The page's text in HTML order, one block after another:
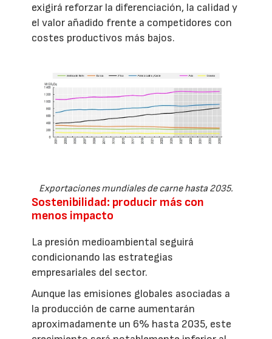
exigirá reforzar la diferenciación, la calidad y
el valor añadido frente a competidores con
costes productivos más bajos.
Exportaciones mundiales de carne hasta 2035.
Sostenibilidad: producir más con
menos impacto
La presión medioambiental seguirá
condicionando las estrategias
empresariales del sector.
Aunque las emisiones globales asociadas a
la producción de carne aumentarán
aproximadamente un 6% hasta 2035, este